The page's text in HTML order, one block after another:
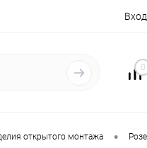
Вход
0
открытого монтажа •